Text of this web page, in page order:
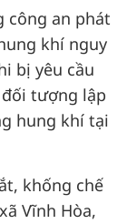
công an phát
khí nguy
bị yêu cầu
tượng lập
hung khí tại
khống chế
Vĩnh Hòa,